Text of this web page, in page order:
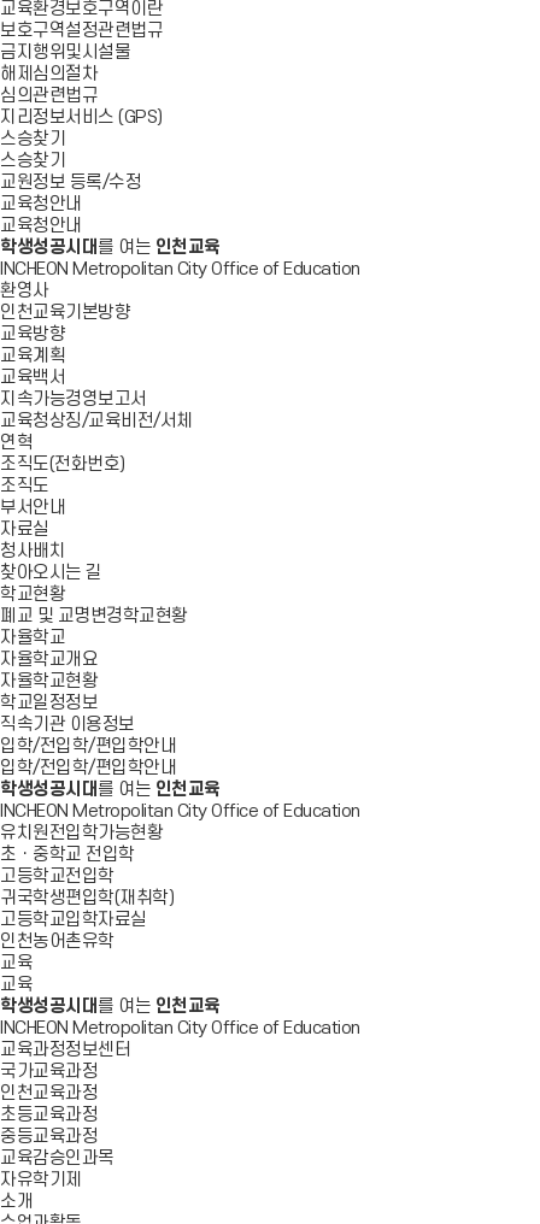
교육환경보호구역이란
보호구역설정관련법규
금지행위및시설물
해제심의절차
심의관련법규
지리정보서비스 (GPS)
스승찾기
스승찾기
교원정보 등록/수정
교육청안내
교육청안내
학생성공시대 를 여는 인천교육
INCHEON Metropolitan City Office of Education
환영사
인천교육기본방향
교육방향
교육계획
교육백서
지속가능경영보고서
교육청상징/교육비전/서체
연혁
조직도(전화번호)
조직도
부서안내
자료실
청사배치
찾아오시는 길
학교현황
폐교 및 교명변경학교현황
자율학교
자율학교개요
자율학교현황
학교일정정보
직속기관 이용정보
입학/전입학/편입학안내
입학/전입학/편입학안내
학생성공시대 를 여는 인천교육
INCHEON Metropolitan City Office of Education
유치원전입학가능현황
초ㆍ중학교 전입학
고등학교전입학
귀국학생편입학(재취학)
고등학교입학자료실
인천농어촌유학
교육
교육
학생성공시대 를 여는 인천교육
INCHEON Metropolitan City Office of Education
교육과정정보센터
국가교육과정
인천교육과정
초등교육과정
중등교육과정
교육감승인과목
자유학기제
소개